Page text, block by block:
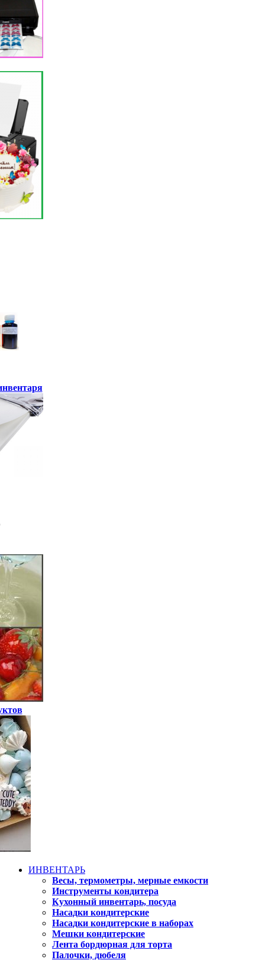
ИНВЕНТАРЬ
Весы, термометры, мерные емкости
Инструменты кондитера
Кухонный инвентарь, посуда
Насадки кондитерские
Насадки кондитерские в наборах
Мешки кондитерские
Лента бордюрная для торта
Палочки, дюбеля